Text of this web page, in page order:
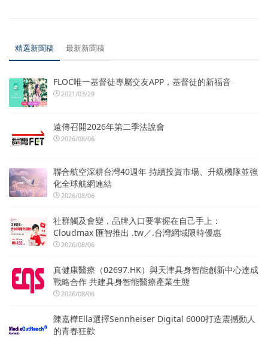
精選新聞稿 最新新聞稿
FLOC唯一基督徒專屬交友APP，基督徒的新福音
2021/03/29
遠傳召開2026年第二季法說會
2026/08/06
聯合航空深耕台灣40週年 持續投資市場、升級機隊並強
化全球航網連結
2026/08/06
社群觸及會變，品牌入口要掌握在自己手上：
Cloudmax 匯智推出 .tw／.台灣網域限時優惠
2026/08/06
真健康醫療（02697.HK）與天津具身智能創新中心達成
戰略合作 共建具身智能醫療產業生態
2026/08/06
陳嘉樺Ella選擇Sennheiser Digital 6000打造震撼動人
的青春狂歡